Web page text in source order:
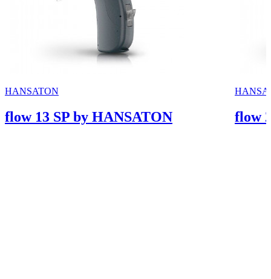
HANSATON
flow 13 SP by HANSATON flow